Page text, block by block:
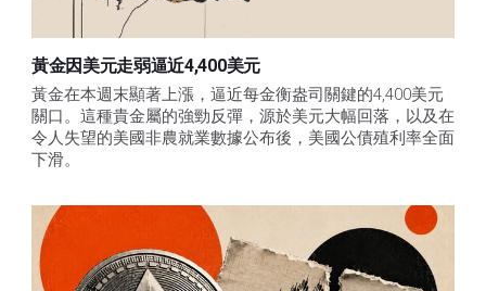
黃金因美元走弱逼近4,400美元
黃金在本週末顯著上漲，逼近每金衡盎司關鍵的4,400美元
關口。這種貴金屬的強勁反彈，源於美元大幅回落，以及在
令人失望的美國非農就業數據公布後，美國公債殖利率全面
下滑。